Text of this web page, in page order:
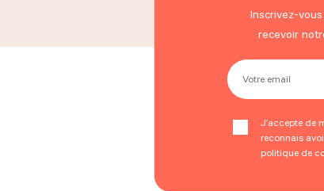
Inscrivez-
recevoir
Votre email
J’accepte de
reconnais
politique de